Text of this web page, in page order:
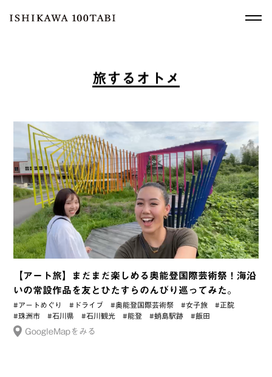
旅 す る オ ト メ
【アート旅】まだまだ楽しめる奥能登国際芸術祭！海沿
いの常設作品を友とひたすらのんびり巡ってみた。
#アートめぐり #ドライブ #奥能登国際芸術祭 #女子旅
#正院
#珠洲市
#石川県 #石川観光 #能登 #蛸島駅跡 #飯田
GoogleMapをみる